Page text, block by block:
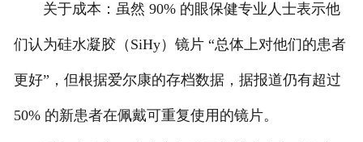
关于成本：虽然 90% 的眼保健专业人士表示他
们认为硅水凝胶（SiHy）镜片 “总体上对他们的患者
更好”，但根据爱尔康的存档数据，据报道仍有超过
50% 的新患者在佩戴可重复使用的镜片。